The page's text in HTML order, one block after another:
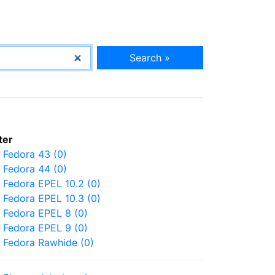
Search »
Fedora 43 (0)
Fedora 44 (0)
Fedora EPEL 10.2 (0)
Fedora EPEL 10.3 (0)
Fedora EPEL 8 (0)
Fedora EPEL 9 (0)
Fedora Rawhide (0)